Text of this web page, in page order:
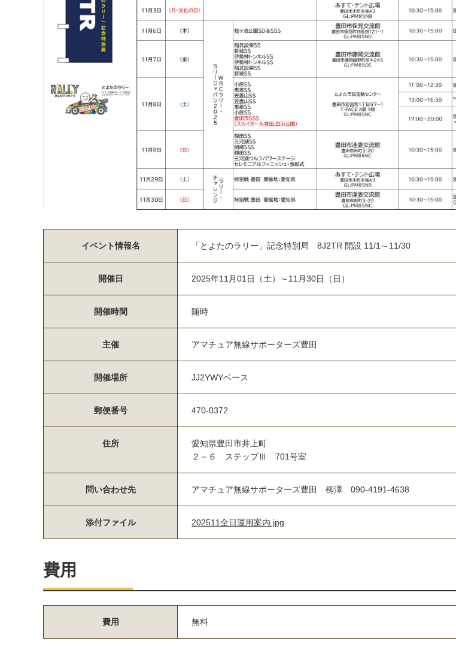
イベント情報名 「とよたのラリー」記念特別局 8J2TR 開設 11/1～11/30
開催日 2025年11月01日（土）～11月30日（日）
開催時間 随時
主催 アマチュア無線サポーターズ豊田
開催場所 JJ2YWYベース
郵便番号 470-0372
住所
愛知県豊田市井上町
２－６ ステップⅢ 701号室
問い合わせ先 アマチュア無線サポーターズ豊田 柳澤 090-4191-4638
添付ファイル 202511全日運用案内.jpg
費用
費用 無料